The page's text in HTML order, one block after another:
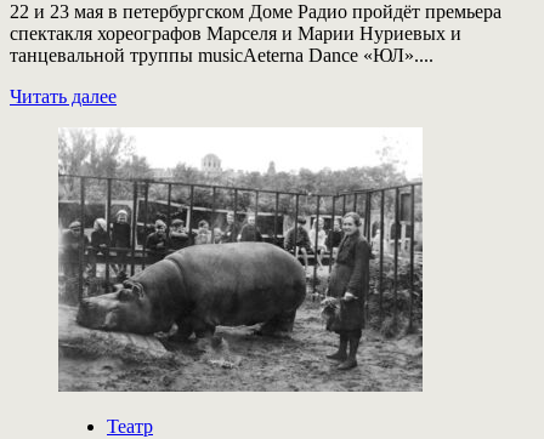
22 и 23 мая в петербургском Доме Радио пройдёт премьера
спектакля хореографов Марселя и Марии Нуриевых и
танцевальной труппы musicAeterna Dance «ЮЛ»....
Читать далееПрочитать
о
musicAeterna
Dance,
Марсель
и
Мария
Нуриевы
исследуют
метафизику
пути
Театр